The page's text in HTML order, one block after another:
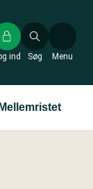
Søg
ind Menu